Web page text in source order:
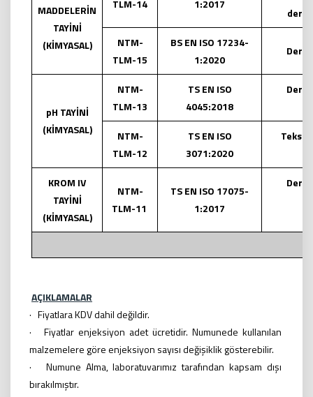
MADDELERİN
TAYİNİ
(KİMYASAL)
TLM-14
1:2017
deri
NTM-
TLM-15
BS EN ISO 17234-
1:2020
Deri
pH TAYİNİ
(KİMYASAL)
NTM-
TLM-13
TS EN ISO
4045:2018
Deri
NTM-
TLM-12
TS EN ISO
3071:2020
Tekstil
KROM IV
TAYİNİ
(KİMYASAL)
NTM-
TLM-11
TS EN ISO 17075-
1:2017
Deri
AÇIKLAMALAR
· Fiyatlara KDV dahil değildir.
· Fiyatlar enjeksiyon adet ücretidir. Numunede kullanılan
malzemelere göre enjeksiyon sayısı değişiklik gösterebilir.
· Numune Alma, laboratuvarımız tarafından kapsam dışı
bırakılmıştır.